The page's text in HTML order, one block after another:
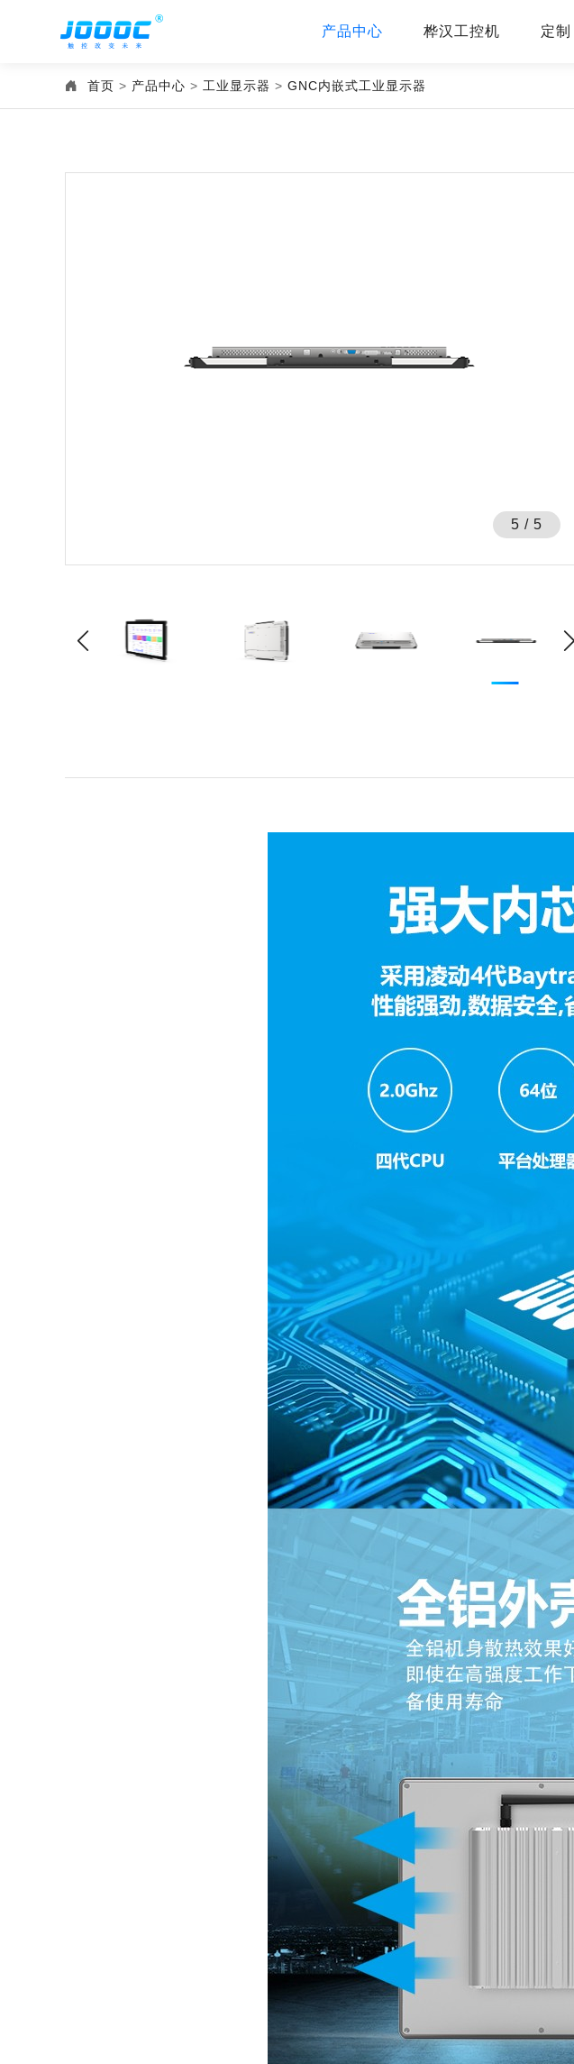
产品中心 桦汉工控机 定制
首页 > 产品中心 > 工业显示器 > GNC内嵌式工业显示器
5 / 5